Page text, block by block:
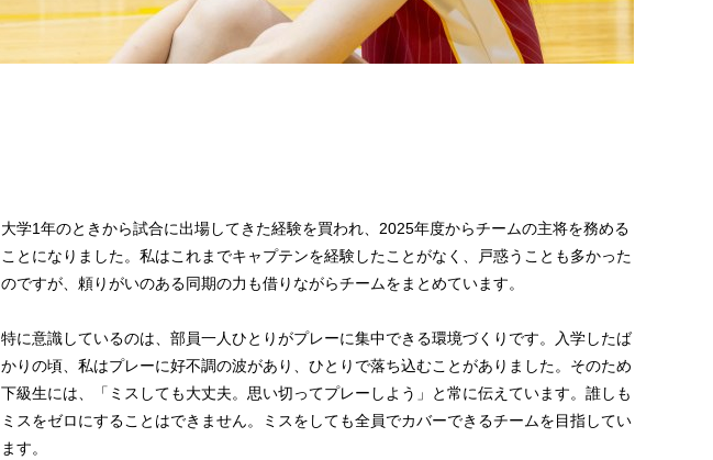
大学1年のときから試合に出場してきた経験を買われ、2025年度からチームの主将を務める
ことになりました。私はこれまでキャプテンを経験したことがなく、戸惑うことも多かった
のですが、頼りがいのある同期の力も借りながらチームをまとめています。
特に意識しているのは、部員一人ひとりがプレーに集中できる環境づくりです。入学したば
かりの頃、私はプレーに好不調の波があり、ひとりで落ち込むことがありました。そのため
下級生には、「ミスしても大丈夫。思い切ってプレーしよう」と常に伝えています。誰しも
ミスをゼロにすることはできません。ミスをしても全員でカバーできるチームを目指してい
ます。